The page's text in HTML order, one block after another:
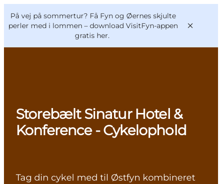
På vej på sommertur? Få Fyn og Øernes skjulte
perler med i lommen – download VisitFyn-appen
gratis her.
Oplevelser
Outdoor
Mad og drikke
VisitFyn
Deutsch
Storebælt Sinatur Hotel &
Konference - Cykelophold
Tag din cykel med til Østfyn kombineret